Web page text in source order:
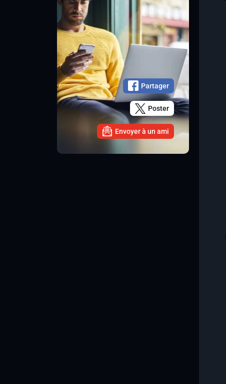
Partager
Poster
Envoyer à un ami